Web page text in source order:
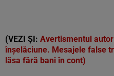
(VEZI ȘI: Avertismentul
înșelăciune. Mesajele false
lăsa fără bani în cont)